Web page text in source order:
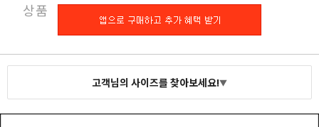
상품 구니
고객님의 사이즈를 찾아보세요!▼